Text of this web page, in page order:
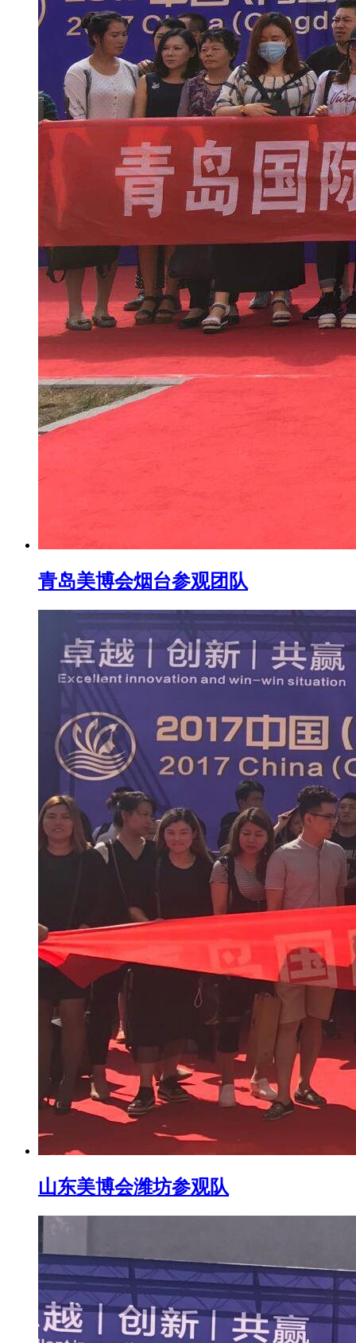
青岛美博会烟台参观团队
山东美博会潍坊参观队